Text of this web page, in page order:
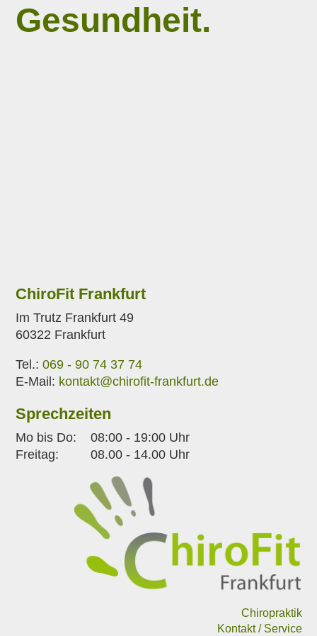
Gesundheit.
ChiroFit Frankfurt
Im Trutz Frankfurt 49
60322 Frankfurt
Tel.:069 - 90 74 37 74
E-Mail: kontakt@chirofit-frankfurt.de
Sprechzeiten
Mo bis Do: 08:00 - 19:00 Uhr
Freitag: 08.00 - 14.00 Uhr
Chiropraktik
Kontakt / Service